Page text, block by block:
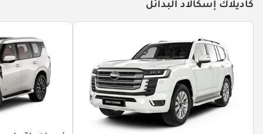
كاديلاك إسكالاد البدائل